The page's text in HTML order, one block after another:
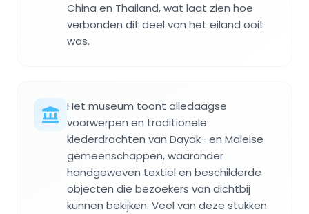
China en Thailand, wat laat zien hoe
verbonden dit deel van het eiland ooit
was.
Het museum toont alledaagse
voorwerpen en traditionele
klederdrachten van Dayak- en Maleise
gemeenschappen, waaronder
handgeweven textiel en beschilderde
objecten die bezoekers van dichtbij
kunnen bekijken. Veel van deze stukken